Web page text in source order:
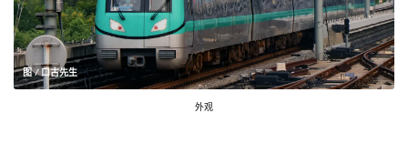
图 / 口古先生
外观